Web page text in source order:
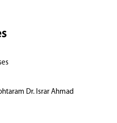
Dr. Israr Ahmad